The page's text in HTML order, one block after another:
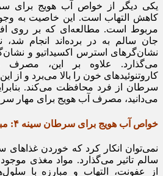
یکی دیگر از خواص آب هویج برای
کاهش التهاب است. این خاصیت به وجود
مربوط است. مطالعه‌ای که بر روی
جان سالم به در برده‌اند انجام
نشان‌گرهای استرس اکسیداتیو و
می‌گذارد. علاوه بر این،
کاروتنوئیدهای خون را بالا می‌برد و از
سرطان از فرد محافظت می‌کند.
می‌دانید، مصرف آب هویج برای مهار
خواص آب هویج برای سرطان سینه ۴: مبارزه با سلول‌های سرطانی
نمی‌توان انکار کرد که خوردن
سالم تاثیر می‌گذارد. مواد مغذی
از عفونت، التهاب و مبارزه با